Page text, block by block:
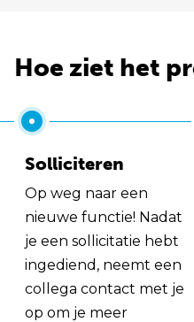
Hoe ziet het
Solliciteren
Op weg naar een
nieuwe functie! Nadat
je een sollicitatie hebt
ingediend, neemt een
collega contact met je
op om je meer